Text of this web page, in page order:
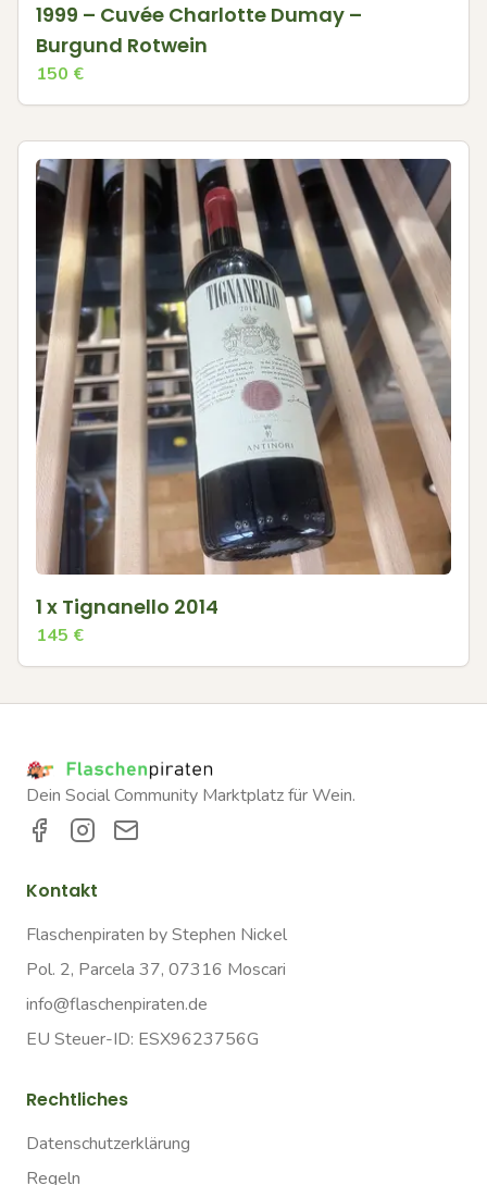
1999 – Cuvée Charlotte Dumay –
Burgund Rotwein
150 €
1 x Tignanello 2014
145 €
Dein Social Community Marktplatz für Wein.
Kontakt
Flaschenpiraten by Stephen Nickel
Pol. 2, Parcela 37, 07316 Moscari
info@flaschenpiraten.de
EU Steuer-ID: ESX9623756G
Rechtliches
Datenschutzerklärung
Regeln